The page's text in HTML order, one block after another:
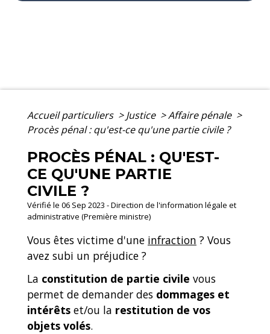
Accueil particuliers > Justice >Affaire pénale >
Procès pénal : qu'est-ce qu'une partie civile ?
PROCÈS PÉNAL : QU'EST-
CE QU'UNE PARTIE
CIVILE ?
Vérifié le 06 Sep 2023 - Direction de l'information légale et
administrative (Première ministre)
Vous êtes victime d'une infraction ? Vous
avez subi un préjudice ?
La constitution de partie civile vous
permet de demander des dommages et
intérêts et/ou la restitution de vos
objets volés.